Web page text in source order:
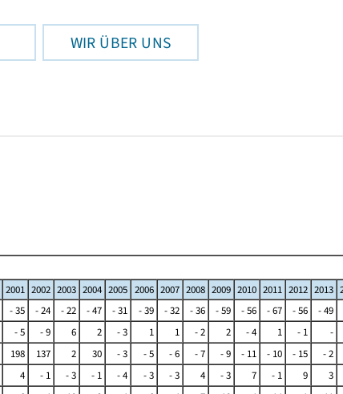
WIR ÜBER UNS
2001 2002 2003 2004 2005 2006 2007 2008 2009 2010 2011 2012 2013
- 35 - 24 - 22 - 47 - 31 - 39 - 32 - 36 - 59 - 56 - 67 - 56
- 49
- 5 - 9 6 2 - 3 1 1 - 2 2 - 4 1 - 1
-
198 137 2 30 - 3 - 5 - 6 - 7 - 9 - 11 - 10 - 15
- 2
4 - 1 - 3 - 1 - 4 - 3 - 3 4 - 3 7 - 1 9
3